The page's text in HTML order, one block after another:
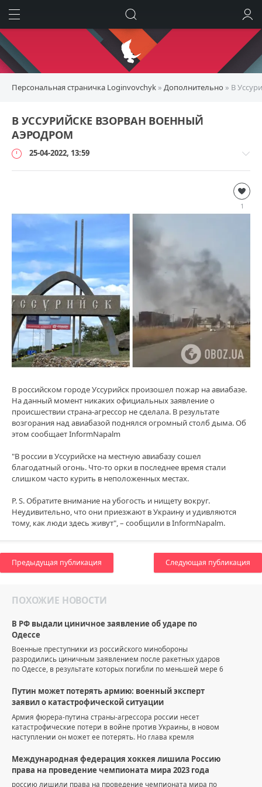
Персональная страничка Loginvovchyk » Дополнительно » В
В УССУРИЙСКЕ ВЗОРВАН ВОЕННЫЙ
АЭРОДРОМ
25-04-2022, 13:59
1
В российском городе Уссурийск произошел пожар на авиабазе.
На данный момент никаких официальных заявление о
происшествии страна-агрессор не сделала. В результате
возгорания над авиабазой поднялся огромный столб дыма. Об
этом сообщает InformNapalm
"В россии в Уссурийске на местную авиабазу сошел
благодатный огонь. Что-то орки в последнее время стали
слишком часто курить в неположенных местах.
P. S. Обратите внимание на убогость и нищету вокруг.
Неудивительно, что они приезжают в Украину и удивляются
тому, как люди здесь живут", – сообщили в InformNapalm.
Предыдущая публикация Следующая публикация
ПОХОЖИЕ НОВОСТИ
В РФ выдали циничное заявление об ударе по
Одессе
Военные преступники из российского минобороны
разродились циничным заявлением после ракетных ударов
по Одессе, в результате которых погибли по меньшей мере 6
Путин может потерять армию: военный эксперт
заявил о катастрофической ситуации
Армия фюрера-путина страны-агрессора россии несет
катастрофические потери в войне против Украины, в новом
наступлении он может ее потерять. Но глава кремля
Международная федерация хоккея лишила Россию
права на проведение чемпионата мира 2023 года
россию лишили права на проведение чемпионата мира по